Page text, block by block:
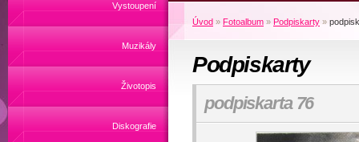
Vystoupení
Muzikály
Životopis
Diskografie
Úvod » Fotoalbum » Podpiskarty »
Podpiskarty
podpiskarta 76